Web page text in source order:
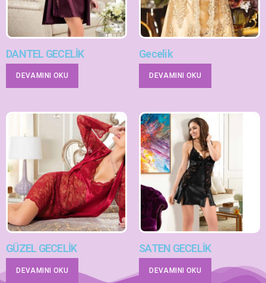
DANTEL GECELİK
DEVAMINI OKU
Gecelik
DEVAMINI OKU
GÜZEL GECELİK
DEVAMINI OKU
SATEN GECELİK
DEVAMINI OKU